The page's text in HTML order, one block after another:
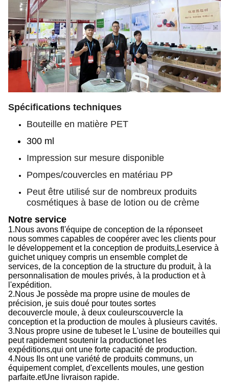
Spécifications techniques
Bouteille en matière PET
300 ml
Impression sur mesure disponible
Pompes/couvercles en matériau PP
Peut être utilisé sur de nombreux produits
cosmétiques à base de lotion ou de crème
Notre service
1.Nous avons fl'équipe de conception de la réponseet
nous sommes capables de coopérer avec les clients pour
le développement et la conception de produits, Leservice à
guichet uniquey compris un ensemble complet de
services, de la conception de la structure du produit, à la
personnalisation de moules privés, à la production et à
l'expédition.
2.Nous Je possède ma propre usine de moules de
précision, je suis doué pour toutes sortes
decouvercle moule, à deux couleurscouvercle la
conception et la production de moules à plusieurs cavités.
3.Nous propre usine de tubeset le L'usine de bouteilles qui
peut rapidement soutenir la productionet les
expéditions,qui ont une forte capacité de production.
4.Nous
Ils ont une variété de produits communs, un
équipement complet, d'excellents moules, une gestion
parfaite.etUne livraison rapide.